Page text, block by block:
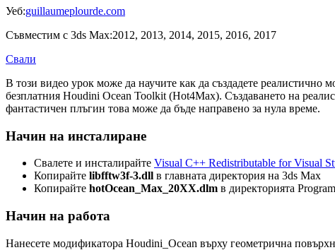
Уеб:guillaumeplourde.com
Съвместим с 3ds Max:2012, 2013, 2014, 2015, 2016, 2017
Свали
В този видео урок може да научите как да създадете
безплатния Houdini Ocean Toolkit (Hot4Max). Създаването на
фантастичен плъгин това може да бъде направено за нула време.
Начин на инсталиране
Свалете и инсталирайте Visual C++ Redistributable for Visual
Копирайте libfftw3f-3.dll в главната директория на 3ds Max
Копирайте hotOcean_Max_20XX.dlm в директорията
Начин на работа
Нанесете модификатора Houdini_Ocean върху геометрична